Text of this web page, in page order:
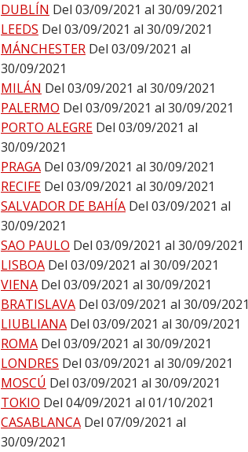
DUBLÍN Del 03/09/2021 al 30/09/2021
LEEDS Del 03/09/2021 al 30/09/2021
MÁNCHESTER Del 03/09/2021 al
30/09/2021
MILÁN Del 03/09/2021 al 30/09/2021
PALERMO Del 03/09/2021 al 30/09/2021
PORTO ALEGRE Del 03/09/2021 al
30/09/2021
PRAGA Del 03/09/2021 al 30/09/2021
RECIFE Del 03/09/2021 al 30/09/2021
SALVADOR DE BAHÍA Del 03/09/2021 al
30/09/2021
SAO PAULO Del 03/09/2021 al 30/09/2021
LISBOA Del 03/09/2021 al 30/09/2021
VIENA Del 03/09/2021 al 30/09/2021
BRATISLAVA Del 03/09/2021 al 30/09/2021
LIUBLIANA Del 03/09/2021 al 30/09/2021
ROMA Del 03/09/2021 al 30/09/2021
LONDRES Del 03/09/2021 al 30/09/2021
MOSCÚ Del 03/09/2021 al 30/09/2021
TOKIO Del 04/09/2021 al 01/10/2021
CASABLANCA Del 07/09/2021 al
30/09/2021